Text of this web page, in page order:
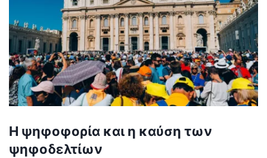
Η ψηφοφορία και η καύση των
ψηφοδελτίων